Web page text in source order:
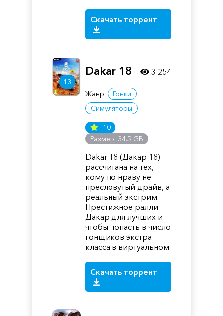
Скачать торрент
13
Dakar 18
Жанр:
Гонки
Симуляторы
10
Размер: 34.5 GB
Dakar 18 (Дакар 18)
рассчитана на тех,
кому по нраву не
пресловутый драйв, а
реальный экстрим.
Престижное ралли
Дакар для лучших и
чтобы попасть в число
гонщиков экстра
класса в виртуальном
Скачать торрент
3 254